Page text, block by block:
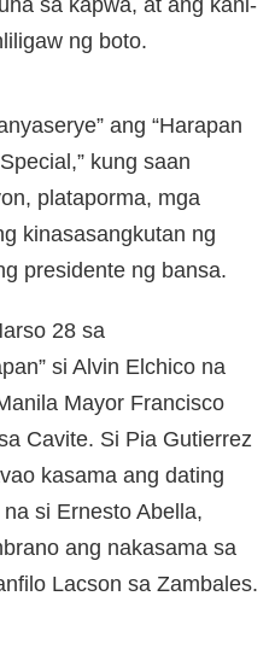
ng boto.
ang “Harapan
kung saan
plataporma, mga
kinasasangkutan ng
presidente ng bansa.
28 sa
si Alvin Elchico na
Mayor Francisco
Cavite. Si Pia Gutierrez
kasama ang dating
si Ernesto Abella,
ang nakasama sa
Lacson sa Zambales.